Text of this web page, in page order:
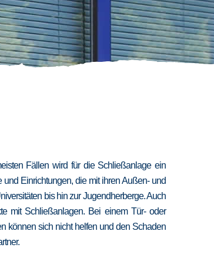
Fällen wird für die Schließanlage ein
Einrichtungen, die mit ihren Außen- und
bis hin zur Jugendherberge. Auch
mit Schließanlagen. Bei einem Tür- oder
können sich nicht helfen und den Schaden